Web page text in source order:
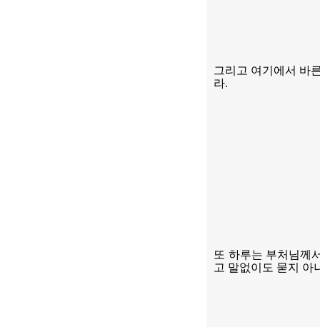
그리고 여기에서 바
라.
또 하루는 부처님께
고 말없이도 묻지 아